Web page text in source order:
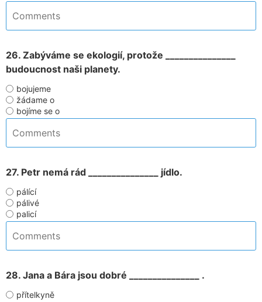
26. Zabýváme se ekologií, protože _______________
budoucnost naši planety.
bojujeme
žádame o
bojíme se o
27. Petr nemá rád _______________ jídlo.
pálící
pálivé
palicí
28. Jana a Bára jsou dobré _______________ .
přítelkyně